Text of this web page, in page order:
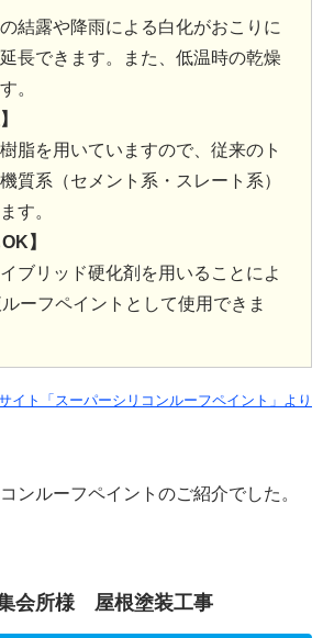
結露や降雨による白化がおこりに
長できます。また、低温時の乾燥
。
脂を用いていますので、従来のト
質系（セメント系・スレート系）
す。
】
ブリッド硬化剤を用いることによ
ーフペイントとして使用できま
イト「スーパーシリコンルーフペイント」より
ンルーフペイントのご紹介でした。
会所様 屋根塗装工事